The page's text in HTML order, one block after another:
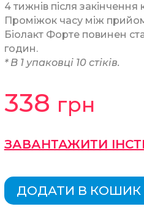
4 тижнів після закінчення
Проміжок часу між
Біолакт Форте повинен
годин.
* В 1 упаковці 10 стіків.
338 грн
ЗАВАНТАЖИТИ
ДОДАТИ В КОШИК